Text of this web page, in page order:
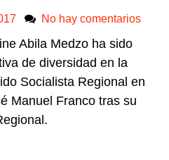
No hay comentarios
Abila Medzo ha sido
de diversidad en la
Socialista Regional en
Manuel Franco tras su
.